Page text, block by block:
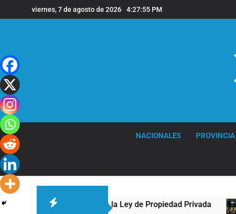
al
viernes, 7 de agosto de 2026 4:27:56 PM
NACIONALES PROVINCIA
Congreso contra la Ley de Propiedad Privada